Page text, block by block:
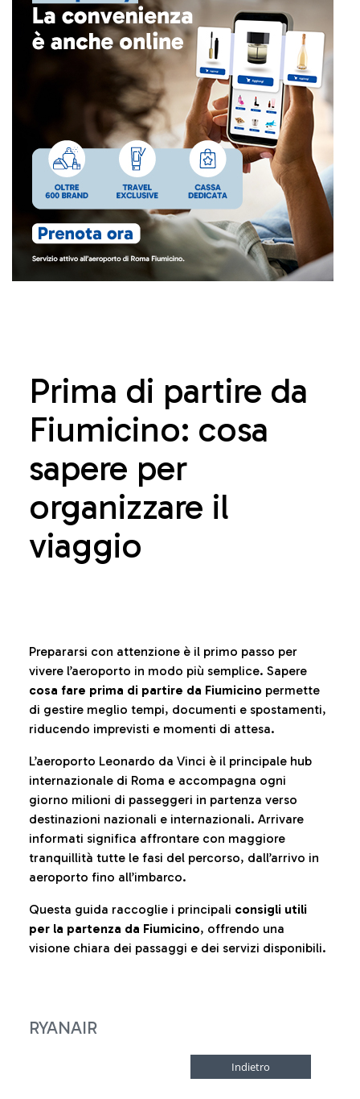
Prima di partire da
Fiumicino: cosa
sapere per
organizzare il
viaggio
Prepararsi con attenzione è il primo passo per
vivere l’aeroporto in modo più semplice. Sapere
cosa fare prima di partire da Fiumicino permette
di gestire meglio tempi, documenti e spostamenti,
riducendo imprevisti e momenti di attesa.
L’aeroporto Leonardo da Vinci è il principale hub
internazionale di Roma e accompagna ogni
giorno milioni di passeggeri in partenza verso
destinazioni nazionali e internazionali. Arrivare
informati significa affrontare con maggiore
tranquillità tutte le fasi del percorso, dall’arrivo in
aeroporto fino all’imbarco.
Questa guida raccoglie i principali consigli utili
per la partenza da Fiumicino, offrendo una
visione chiara dei passaggi e dei servizi disponibili.
RYANAIR